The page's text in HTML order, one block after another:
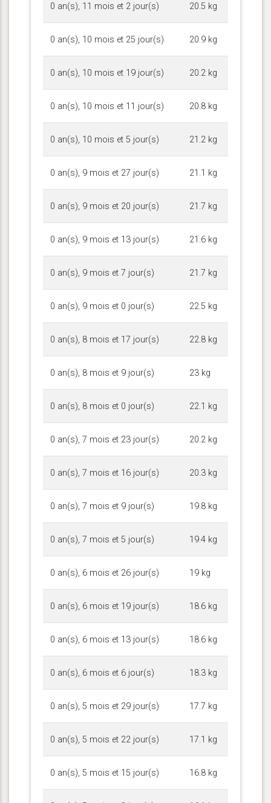
0 an(s), 11 mois et 2 jour(s) 20.5 kg
0 an(s), 10 mois et 25 jour(s) 20.9 kg
0 an(s), 10 mois et 19 jour(s) 20.2 kg
0 an(s), 10 mois et 11 jour(s) 20.8 kg
0 an(s), 10 mois et 5 jour(s) 21.2 kg
0 an(s), 9 mois et 27 jour(s) 21.1 kg
0 an(s), 9 mois et 20 jour(s) 21.7 kg
0 an(s), 9 mois et 13 jour(s) 21.6 kg
0 an(s), 9 mois et 7 jour(s) 21.7 kg
0 an(s), 9 mois et 0 jour(s) 22.5 kg
0 an(s), 8 mois et 17 jour(s) 22.8 kg
0 an(s), 8 mois et 9 jour(s) 23 kg
0 an(s), 8 mois et 0 jour(s) 22.1 kg
0 an(s), 7 mois et 23 jour(s) 20.2 kg
0 an(s), 7 mois et 16 jour(s) 20.3 kg
0 an(s), 7 mois et 9 jour(s) 19.8 kg
0 an(s), 7 mois et 5 jour(s) 19.4 kg
0 an(s), 6 mois et 26 jour(s) 19 kg
0 an(s), 6 mois et 19 jour(s) 18.6 kg
0 an(s), 6 mois et 13 jour(s) 18.6 kg
0 an(s), 6 mois et 6 jour(s) 18.3 kg
0 an(s), 5 mois et 29 jour(s) 17.7 kg
0 an(s), 5 mois et 22 jour(s) 17.1 kg
0 an(s), 5 mois et 15 jour(s) 16.8 kg